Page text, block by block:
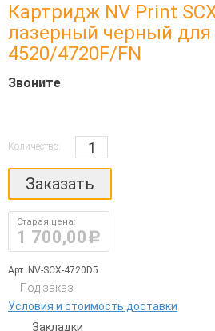
Картридж NV Print
лазерный черный для
4520/4720F/FN
Количество:
Заказать
Звоните
Старая цена:
1 700,00руб.
Арт. NV-SCX-4720D5
Под заказ
Условия и стоимость доставки
Закладки